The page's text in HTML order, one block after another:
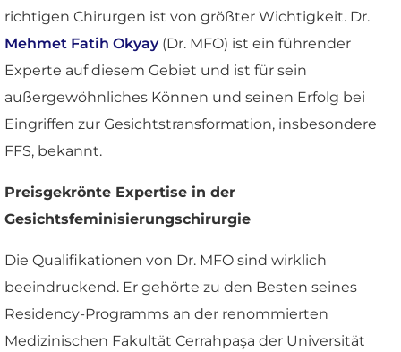
richtigen Chirurgen ist von größter Wichtigkeit. Dr.
Mehmet Fatih Okyay(Dr. MFO) ist ein führender
Experte auf diesem Gebiet und ist für sein
außergewöhnliches Können und seinen Erfolg bei
Eingriffen zur Gesichtstransformation, insbesondere
FFS, bekannt.
Preisgekrönte Expertise in der
Gesichtsfeminisierungschirurgie
Die Qualifikationen von Dr. MFO sind wirklich
beeindruckend. Er gehörte zu den Besten seines
Residency-Programms an der renommierten
Medizinischen Fakultät Cerrahpaşa der Universität